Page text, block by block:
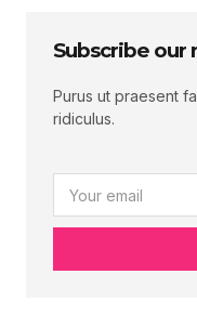
Subscribe
Purus ut praesent
ridiculus.